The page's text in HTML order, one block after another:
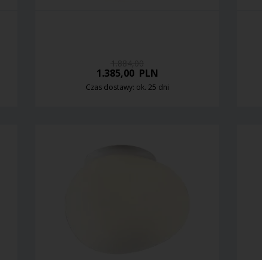
1.385,00PLN
Czas dostawy: ok. 25 dni